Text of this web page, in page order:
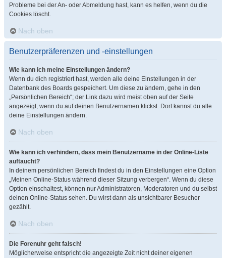
Probleme bei der An- oder Abmeldung hast, kann es helfen, wenn du die
Cookies löscht.
Nach oben
Benutzerpräferenzen und -einstellungen
Wie kann ich meine Einstellungen ändern?
Wenn du dich registriert hast, werden alle deine Einstellungen in der
Datenbank des Boards gespeichert. Um diese zu ändern, gehe in den
„Persönlichen Bereich“; der Link dazu wird meist oben auf der Seite
angezeigt, wenn du auf deinen Benutzernamen klickst. Dort kannst du alle
deine Einstellungen ändern.
Nach oben
Wie kann ich verhindern, dass mein Benutzername in der Online-Liste
auftaucht?
In deinem persönlichen Bereich findest du in den Einstellungen eine Option
„Meinen Online-Status während dieser Sitzung verbergen“. Wenn du diese
Option einschaltest, können nur Administratoren, Moderatoren und du selbst
deinen Online-Status sehen. Du wirst dann als unsichtbarer Besucher
gezählt.
Nach oben
Die Forenuhr geht falsch!
Möglicherweise entspricht die angezeigte Zeit nicht deiner eigenen